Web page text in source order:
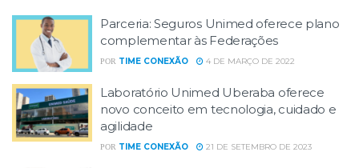
Parceria: Seguros Unimed oferece plano
complementar às Federações
POR TIME CONEXÃO 4 DE MARÇO DE 2022
Laboratório Unimed Uberaba oferece
novo conceito em tecnologia, cuidado e
agilidade
POR TIME CONEXÃO 21 DE SETEMBRO DE 2023